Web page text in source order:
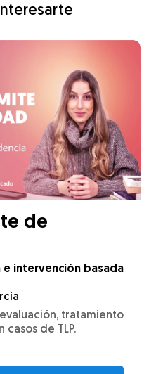
de
e intervención basada
tratamiento
de TLP.